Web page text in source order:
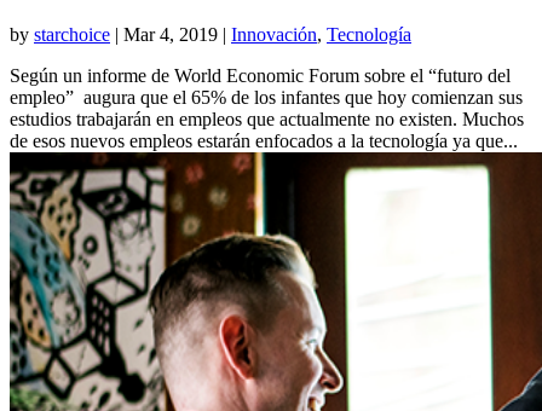
by starchoice | Mar 4, 2019 | Innovación, Tecnología
Según un informe de World Economic Forum sobre el “futuro del
empleo” augura que el 65% de los infantes que hoy comienzan sus
estudios trabajarán en empleos que actualmente no existen. Muchos
de esos nuevos empleos estarán enfocados a la tecnología ya que...